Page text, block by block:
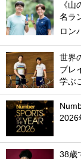
《
名ラ
ロン
世界
ブレ
学ぶ
2026
38歳